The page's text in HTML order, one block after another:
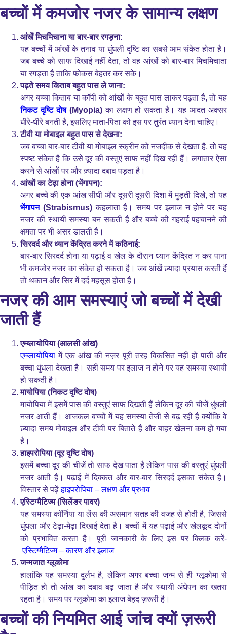
बच्चों में कमजोर नजर के सामान्य लक्षण
आंखें मिचमिचाना या बार-बार रगड़ना:
यह बच्चों में आंखों के तनाव या धुंधली दृष्टि का सबसे आम संकेत होता है।
जब बच्चे को साफ दिखाई नहीं देता, तो वह आंखों को बार-बार मिचमिचाता
या रगड़ता है ताकि फोकस बेहतर कर सके।
पढ़ते समय किताब बहुत पास ले जाना:
अगर बच्चा किताब या कॉपी को आंखों के बहुत पास लाकर पढ़ता है, तो यह
निकट दृष्टि दोष(Myopia)का लक्षण हो सकता है। यह आदत अक्सर
धीरे-धीरे बनती है, इसलिए माता-पिता को इस पर तुरंत ध्यान देना चाहिए।
टीवी या मोबाइल बहुत पास से देखना:
जब बच्चा बार-बार टीवी या मोबाइल स्क्रीन को नजदीक से देखता है, तो यह
स्पष्ट संकेत है कि उसे दूर की वस्तुएं साफ नहीं दिख रहीं हैं। लगातार ऐसा
करने से आंखों पर और ज़्यादा दबाव पड़ता है।
आंखों का टेढ़ा होना (भेंगापन):
अगर बच्चे की एक आंख सीधी और दूसरी दूसरी दिशा में मुड़ती दिखे, तो यह
भेंगापन(Strabismus)कहलाता है। समय पर इलाज न होने पर यह
नजर की स्थायी समस्या बन सकती है और बच्चे की गहराई पहचानने की
क्षमता पर भी असर डालती है।
सिरदर्द और ध्यान केंद्रित करने में कठिनाई:
बार-बार सिरदर्द होना या पढ़ाई व खेल के दौरान ध्यान केंद्रित न कर पाना
भी कमजोर नजर का संकेत हो सकता है। जब आंखें ज़्यादा प्रयास करती हैं
तो थकान और सिर में दर्द महसूस होता है।
नजर की आम समस्याएं जो बच्चों में देखी
जाती हैं
एम्ब्लायोपिया (आलसी आंख)
एम्ब्लायोपिया में एक आंख की नज़र पूरी तरह विकसित नहीं हो पाती और
बच्चा धुंधला देखता है। सही समय पर इलाज न होने पर यह समस्या स्थायी
हो सकती है।
मायोपिया (निकट दृष्टि दोष)
मायोपिया में इसमें पास की वस्तुएं साफ दिखती हैं लेकिन दूर की चीजें धुंधली
नजर आती हैं। आजकल बच्चों में यह समस्या तेजी से बढ़ रही है क्योंकि वे
ज़्यादा समय मोबाइल और टीवी पर बिताते हैं और बाहर खेलना कम हो गया
है।
हाइपरोपिया (दूर दृष्टि दोष)
इसमें बच्चा दूर की चीजें तो साफ देख पाता है लेकिन पास की वस्तुएं धुंधली
नजर आती हैं। पढ़ाई में दिक्कत और बार-बार सिरदर्द इसका संकेत है।
विस्तार से पढ़ेंहाइपरोपिया – लक्षण और प्रभाव
एस्टिग्मैटिज्म (सिलेंडर पावर)
यह समस्या कॉर्निया या लेंस की असमान सतह की वजह से होती है, जिससे
धुंधला और टेढ़ा-मेढ़ा दिखाई देता है। बच्चों में यह पढ़ाई और खेलकूद दोनों
को प्रभावित करता है। पूरी जानकारी के लिए इस पर क्लिक करें-
एस्टिग्मैटिज्म – कारण और इलाज
जन्मजात ग्लूकोमा
हालांकि यह समस्या दुर्लभ है, लेकिन अगर बच्चा जन्म से ही ग्लूकोमा से
पीड़ित हो तो आंख का दबाव बढ़ जाता है और स्थायी अंधेपन का खतरा
रहता है। समय पर ग्लूकोमा का इलाज बेहद ज़रूरी है।
बच्चों की नियमित आई जांच क्यों ज़रूरी